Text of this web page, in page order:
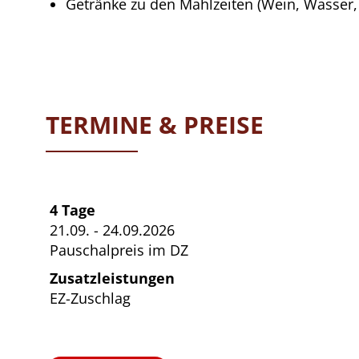
Getränke zu den Mahlzeiten (Wein,
TERMINE & PREISE
4 Tage
21.09. - 24.09.2026
Pauschalpreis im DZ
Zusatzleistungen
EZ-Zuschlag